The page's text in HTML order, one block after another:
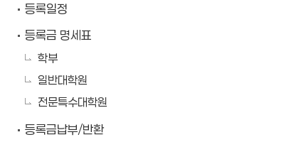
등록일정
등록금 명세표
학부
일반대학원
전문특수대학원
등록금납부/반환